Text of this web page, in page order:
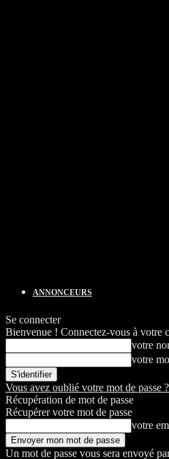
ANNONCEURS
Se connecter
Bienvenue ! Connectez-vous à votre
votre
votre
Vous avez oublié votre mot de passe
Récupération de mot de passe
Récupérer votre mot de passe
votre
Un mot de passe vous sera envoyé